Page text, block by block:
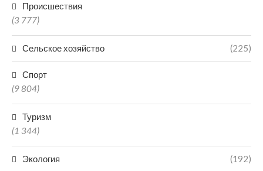
Происшествия
(3 777)
Сельское хозяйство (225)
Спорт
(9 804)
Туризм
(1 344)
Экология (192)